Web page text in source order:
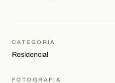
CATEGORIA
Residencial
FOTOGRAFIA